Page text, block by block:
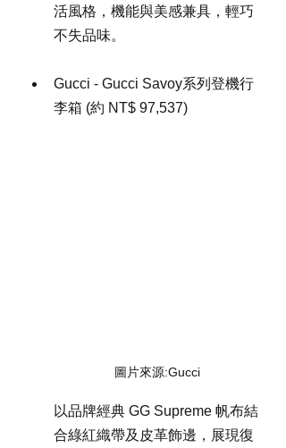
活風格，機能與美感兼具，輕巧
不失品味。
Gucci - Gucci Savoy系列登機行
李箱 (約 NT$ 97,537)
圖片來源:Gucci
以品牌經典 GG Supreme 帆布結
合綠紅織帶及皮革飾邊，展現復